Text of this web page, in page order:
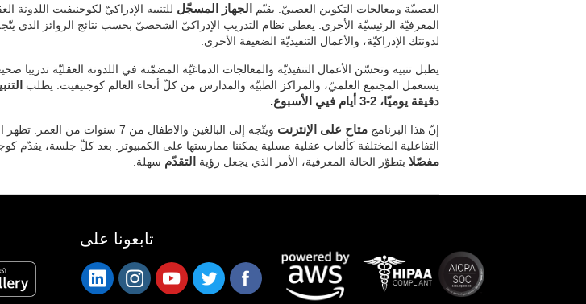
العصبيّة ومعالجات التكوين العصبيّ. يقيّم
الجهاز المسجّل للتنبيه الإدراكيّ لكوجنيفيت اللدونة
المعرفيّة الرئيسيّة الأخرى. يعطي نظام التدريب الإدراكيّ الشخصيّ بحسب نتائج الروائز الذي
لدونتك الإدراكيّة، والأعمال التنفيذيّة الضعيفة الأخرى.
يطبل تنبيه وتحسّن الأعمال التنفيذيّة والمعالجات الدماغيّة المضمّنة في اللدونة العقليّة تدريبا
يستعمل المجتمع العلميّ، والمراكز الطبيّة والمدارس من كلّ أنحاء العالم كوجنيفيت. يطلب
دقيقة يوميّا، 2-3 أيام فيي الأسبوع.
إنّ هذا البرنامج متاح على الإنترنت
ويتّجه إلى البالغين والاطفال من 7 سنوات من
التفاعلية المختلفة كألعاب عقلية مسلية يمكننا ممارستها على الكمبيوتر. بعد كلّ جلسة، يقدّم
مفصّلا بتطوّر الحالة المعرفية، الأمر الذي يجعل رؤية التقدّم سهلة.
تابعونا على